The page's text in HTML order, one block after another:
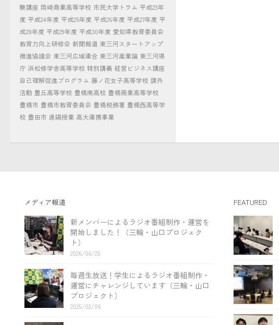
験講座 岡崎商業高等学校 市民大学トラム 平成23年
度 平成24年度 平成25年度 平成26年度 平成27年度 平
成28年度 平成29年度 平成30年度 愛知県教育委員会
教育力向上研修会 新聞報道 東三河スタートアップ
推進協議会 東三河広域連合 東三河産業論 東三河県
庁 浜松修学舎高等学校 特別講義 経営ビジネス講座
自己理解促進プログラム 藤ノ花女子高等学校 課外
活動 豊丘高等学校 豊橋南高校 豊橋商業高等学校
豊橋市 豊橋市教育委員会 豊橋税務署 豊橋西高等学
校 豊田市 遠隔授業 高大連携事業
メディア報道
新メンバーによるラジオ番組制作・運営を
開始しました！（三輪・山口プロジェク
ト）
2026/06/25
毎週生放送！学生によるラジオ番組制作・
運営にチャレンジしています（三輪・山口
プロジェクト）
2025/02/06
FEATURED